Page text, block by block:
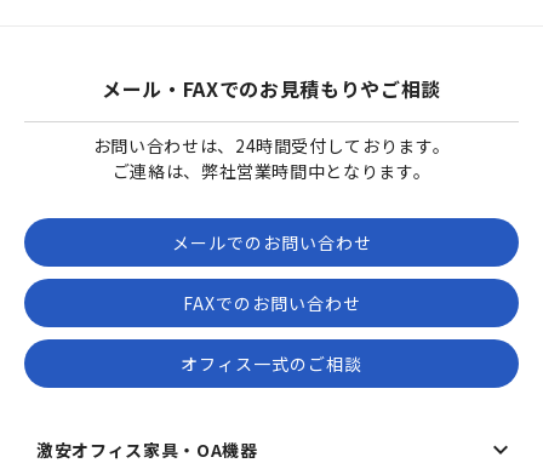
メール・FAXでのお見積もりやご相談
お問い合わせは、24時間受付しております。
ご連絡は、弊社営業時間中となります。
メールでのお問い合わせ
FAXでのお問い合わせ
オフィス一式のご相談
激安オフィス家具・OA機器